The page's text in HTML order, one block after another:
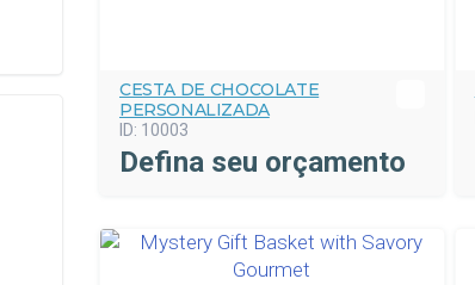
CESTA DE CHOCOLATE
PERSONALIZADA
ID: 10003
Defina seu orçamento